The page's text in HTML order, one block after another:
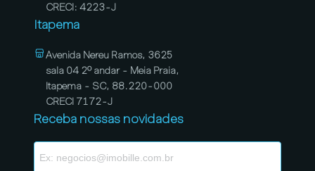
CRECI: 4223-J
Itapema
Avenida Nereu Ramos, 3625
sala 04 2º andar - Meia Praia,
Itapema - SC, 88.220-000
CRECI 7172-J
Receba nossas novidades